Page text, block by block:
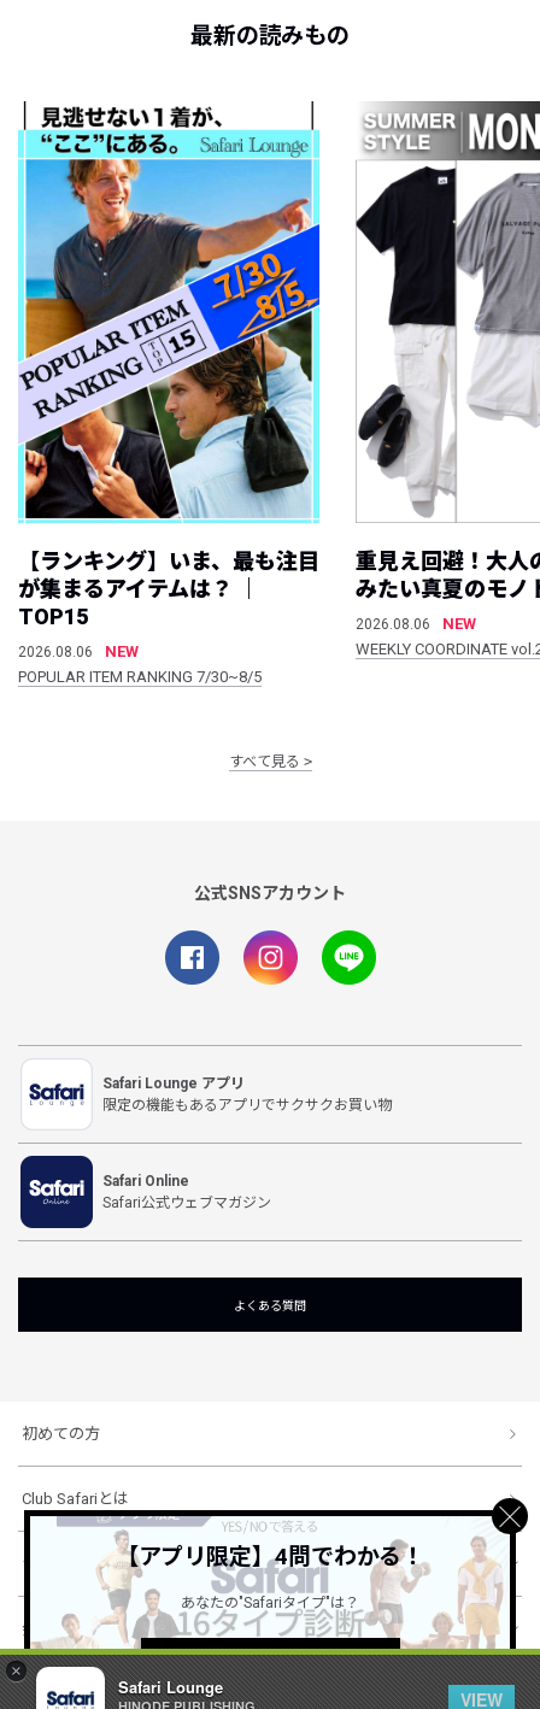
×
Safari Lounge
VIEW
最新の読みもの
【ランキング】いま、最も注目
が集まるアイテムは？ ｜
TOP15
2026.08.06
NEW
POPULAR ITEM RANKING 7/30~8/5
重見え回避！大人
みたい真夏のモノ
2026.08.06
NEW
WEEKLY COORDINATE
すべて見る
公式SNSアカウント
Safari Lounge アプリ
限定の機能もあるアプリでサクサクお買い物
Safari Online
Safari公式ウェブマガジン
よくある質問
初めての方
Club Safariとは
ショッピングガイド
会社概要・規約
【アプリ限定】4問でわかる！
あなたの"Safariタイプ"は？
詳しくはこちら ＞